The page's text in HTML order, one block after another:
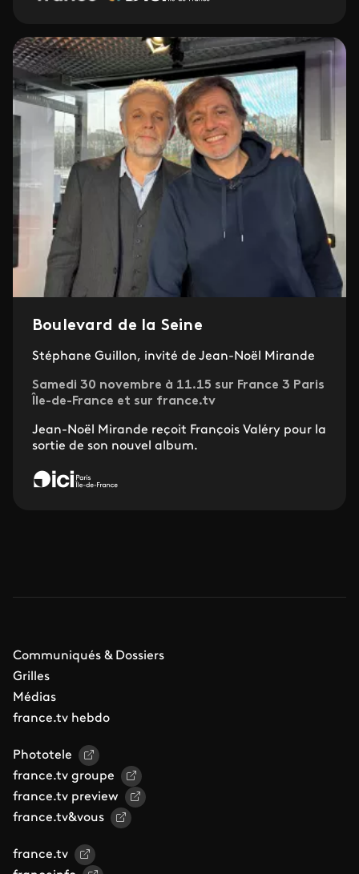
Boulevard de la Seine
Stéphane Guillon, invité de Jean-Noël Mirande
Samedi 30 novembre à 11.15 sur France 3 Paris
Île-de-France et sur france.tv
Jean-Noël Mirande reçoit François Valéry pour la
sortie de son nouvel album.
Communiqués & Dossiers
Grilles
Médias
france.tv hebdo
Phototele
france.tv groupe
france.tv preview
france.tv&vous
france.tv